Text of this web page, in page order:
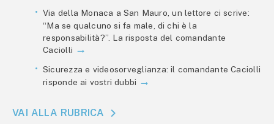
Via della Monaca a San Mauro, un lettore ci scrive:
“Ma se qualcuno si fa male, di chi è la
responsabilità?”. La risposta del comandante
Caciolli
Sicurezza e videosorveglianza: il comandante Caciolli
risponde ai vostri dubbi
VAI ALLA RUBRICA